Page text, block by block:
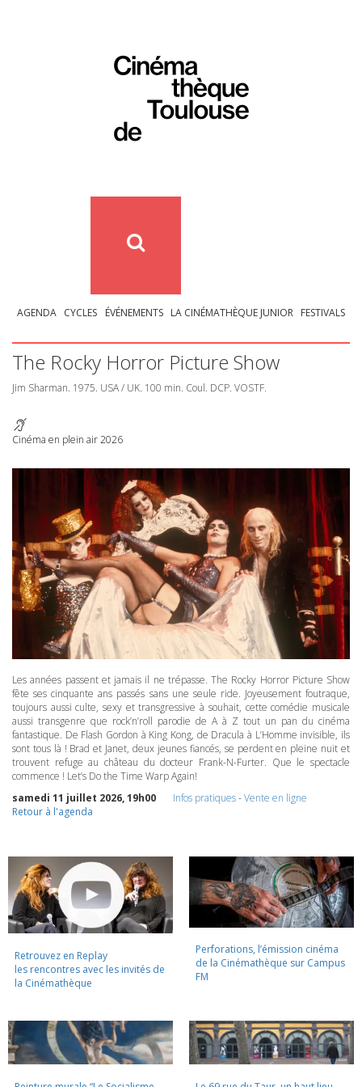
AGENDA CYCLES ÉVÉNEMENTS LA CINÉMATHÈQUE JUNIOR FESTIVALS
The Rocky Horror Picture Show
Jim Sharman. 1975. USA/ UK. 100 min. Coul. DCP. VOSTF.
Cinéma en plein air 2026
Les années passent et jamais il ne trépasse. The Rocky Horror Picture Show
fête ses cinquante ans passés sans une seule ride. Joyeusement foutraque,
toujours aussi culte, sexy et transgressive à souhait, cette comédie musicale
aussi transgenre que rock’n’roll parodie de A à Z tout un pan du cinéma
fantastique. De Flash Gordon à King Kong, de Dracula à L’Homme invisible, ils
sont tous là ! Brad et Janet, deux jeunes fiancés, se perdent en pleine nuit et
trouvent refuge au château du docteur Frank-N-Furter. Que le spectacle
commence ! Let’s Do the Time Warp Again!
samedi 11 juillet 2026, 19h00
Infos pratiques-Vente en ligne
Retour à l'agenda
Retrouvez en Replay
les rencontres avec les invités de
la Cinémathèque
Perforations, l’émission cinéma
de la Cinémathèque sur Campus
FM